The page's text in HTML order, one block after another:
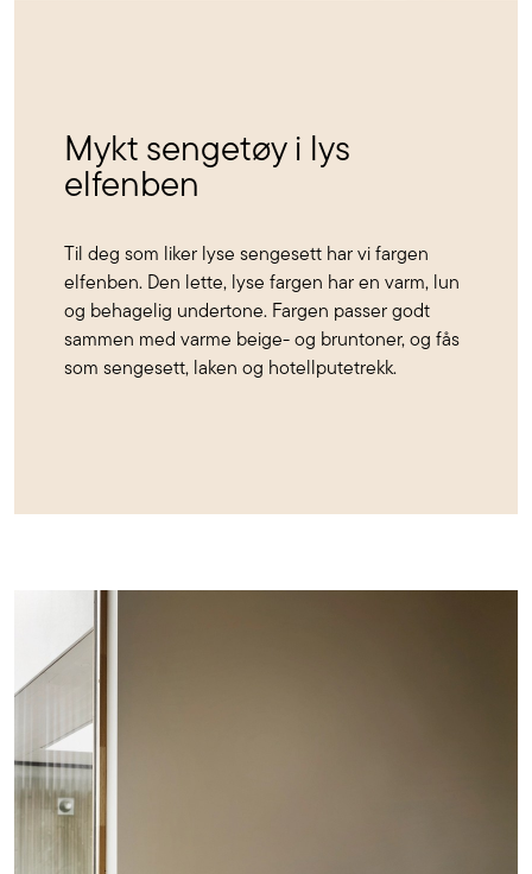
Mykt sengetøy i lys
elfenben
Til deg som liker lyse sengesett har vi fargen
elfenben. Den lette, lyse fargen har en varm, lun
og behagelig undertone. Fargen passer godt
sammen med varme beige- og bruntoner, og fås
som sengesett, laken og hotellputetrekk.